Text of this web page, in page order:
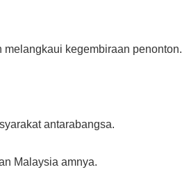
kegembiraan penonton.
antarabangsa.
Malaysia amnya.